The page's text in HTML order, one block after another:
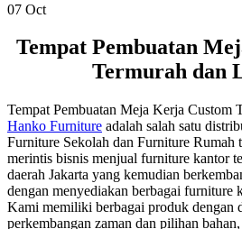
07 Oct
Tempat Pembuatan
Termurah dan
Tempat Pembuatan Meja Kerja Custom
Hanko Furniture adalah salah satu
Furniture Sekolah dan Furniture Rumah
merintis bisnis menjual furniture kantor
daerah Jakarta yang kemudian
dengan menyediakan berbagai furniture
Kami memiliki berbagai produk dengan
perkembangan zaman dan pilihan